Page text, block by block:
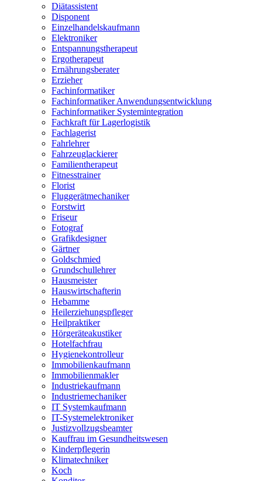
Diätassistent
Disponent
Einzelhandelskaufmann
Elektroniker
Entspannungstherapeut
Ergotherapeut
Ernährungsberater
Erzieher
Fachinformatiker
Fachinformatiker Anwendungsentwicklung
Fachinformatiker Systemintegration
Fachkraft für Lagerlogistik
Fachlagerist
Fahrlehrer
Fahrzeuglackierer
Familientherapeut
Fitnesstrainer
Florist
Fluggerätmechaniker
Forstwirt
Friseur
Fotograf
Grafikdesigner
Gärtner
Goldschmied
Grundschullehrer
Hausmeister
Hauswirtschafterin
Hebamme
Heilerziehungspfleger
Heilpraktiker
Hörgeräteakustiker
Hotelfachfrau
Hygienekontrolleur
Immobilienkaufmann
Immobilienmakler
Industriekaufmann
Industriemechaniker
IT Systemkaufmann
IT-Systemelektroniker
Justizvollzugsbeamter
Kauffrau im Gesundheitswesen
Kinderpflegerin
Klimatechniker
Koch